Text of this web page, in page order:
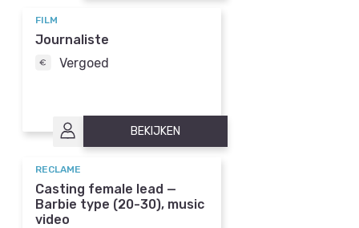
FILM
Journaliste
Vergoed
BEKIJKEN
RECLAME
Casting female lead —
Barbie type (20-30), music
video